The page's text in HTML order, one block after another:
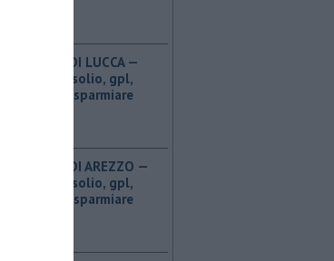
PROVINCIA DI LUCCA — ​
Benzina, gasolio, gpl,
ecco dove risparmiare
PROVINCIA DI AREZZO — ​
Benzina, gasolio, gpl,
ecco dove risparmiare